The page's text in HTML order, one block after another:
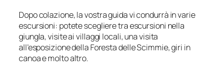
Dopo colazione, la vostra guida vi condurrà in varie
escursioni: potete scegliere tra escursioni nella
giungla, visite ai villaggi locali, una visita
all’esposizione della Foresta delle Scimmie, giri in
canoa e molto altro.